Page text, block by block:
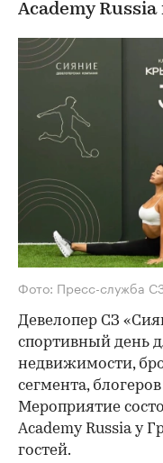
Academy
Фото: Пресс-служба
Девелопер СЗ
спортивный день
недвижимости,
сегмента,
Мероприятие
Academy Russia у
гостей.